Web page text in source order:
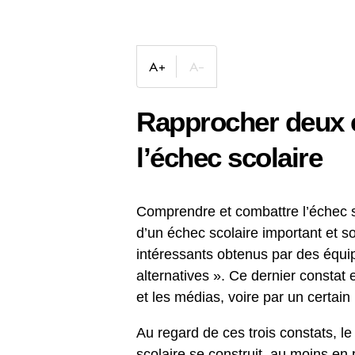
Rapprocher
l’échec scolaire
Comprendre et combattre
d’un échec scolaire important et
intéressants obtenus par des
alternatives ». Ce dernier constat
et les médias, voire par un
Au regard de ces trois constats,